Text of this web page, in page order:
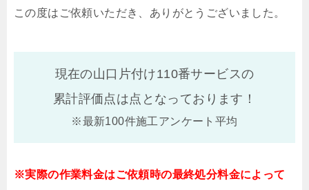
この度はご依頼いただき、ありがとうございました。
現在の山口片付け110番サービスの
累計評価点は点となっております！
※最新100件施工アンケート平均
※実際の作業料金はご依頼時の最終処分料金によって